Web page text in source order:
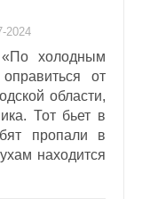
2024
холодным
от
области,
Тот бьет в
пропали в
находится